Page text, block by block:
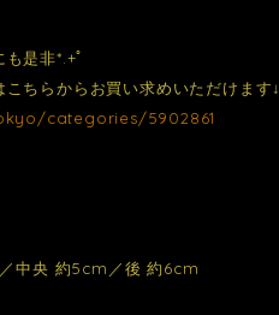
是非*.+ﾟ
ちらからお買い求めいただけます↓
categories/5902861
中央 約5cm／後 約6cm